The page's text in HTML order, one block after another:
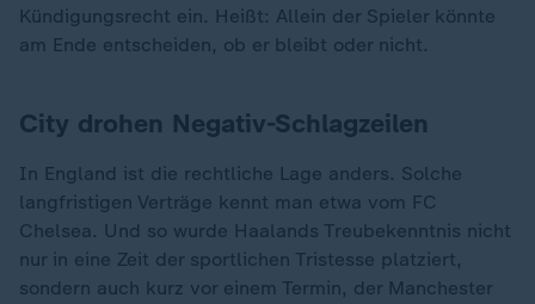
Kündigungsrecht ein. Heißt: Allein der Spieler könnte
am Ende entscheiden, ob er bleibt oder nicht.
City drohen Negativ-Schlagzeilen
In England ist die rechtliche Lage anders. Solche
langfristigen Verträge kennt man etwa vom FC
Chelsea. Und so wurde Haalands Treubekenntnis nicht
nur in eine Zeit der sportlichen Tristesse platziert,
sondern auch kurz vor einem Termin, der Manchester